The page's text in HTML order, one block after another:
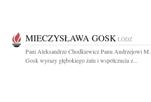
MIECZYSŁAWA GOSK ŁÓDŹ
Pani Aleksandrze Chodkiewicz Panu Andrzejowi M.
Gosk wyrazy głębokiego żalu i współczucia z...